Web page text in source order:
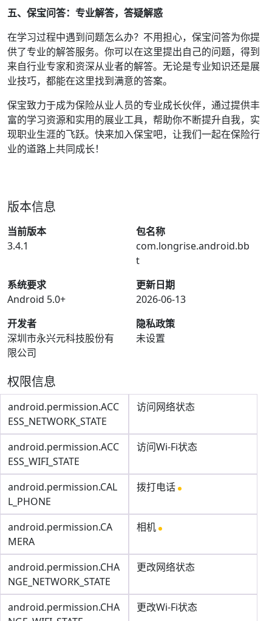
五、保宝问答：专业解答，答疑解惑
在学习过程中遇到问题怎么办？不用担心，保宝问答为你提
供了专业的解答服务。你可以在这里提出自己的问题，得到
来自行业专家和资深从业者的解答。无论是专业知识还是展
业技巧，都能在这里找到满意的答案。
保宝致力于成为保险从业人员的专业成长伙伴，通过提供丰
富的学习资源和实用的展业工具，帮助你不断提升自我，实
现职业生涯的飞跃。快来加入保宝吧，让我们一起在保险行
业的道路上共同成长！
版本信息
当前版本
3.4.1
包名称
com.longrise.android.bb
t
系统要求
Android 5.0+
更新日期
2026-06-13
开发者
深圳市永兴元科技股份有
限公司
隐私政策
未设置
权限信息
android.permission.ACC
ESS_NETWORK_STATE
访问网络状态
android.permission.ACC
ESS_WIFI_STATE
访问Wi-Fi状态
android.permission.CAL
L_PHONE
拨打电话
android.permission.CA
MERA
相机
android.permission.CHA
NGE_NETWORK_STATE
更改网络状态
android.permission.CHA
更改Wi-Fi状态